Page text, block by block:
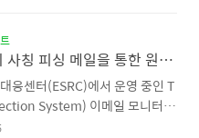
성 DLL파일이 함께 존재합니
면 브라우저 자격 증명과 암호화
격자 서버로 전송됩니다. 공격 개
온라인 거래 과정에서 흔히 발
쟁을 소재로 삼았습니다. 공격
세무 위반 통지 사칭 피싱 메일을 통한 원격제어 악성코드 유포 주의
응센터(ESRC)에서 운영 중인 T
System) 이메일 모니터링
당국의 세무 위반 통지를 사칭